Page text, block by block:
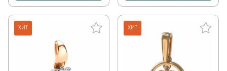
ХИТ ХИТ